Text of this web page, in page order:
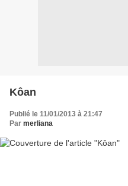
Kôan
Publié le 11/01/2013 à 21:47
Par merliana